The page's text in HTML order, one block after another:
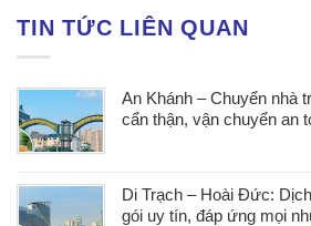
TIN TỨC LIÊN QUAN
An Khánh – Chuyển nhà
cẩn thận, vận chuyển an
Di Trạch – Hoài Đức:
gói uy tín, đáp ứng mọi